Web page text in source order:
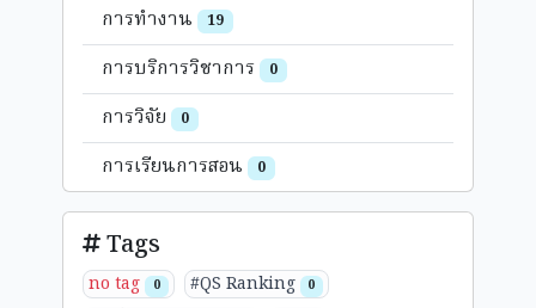
การทำงาน 19
การบริการวิชาการ 0
การวิจัย 0
การเรียนการสอน 0
Tags
no tag 0 #QS Ranking 0